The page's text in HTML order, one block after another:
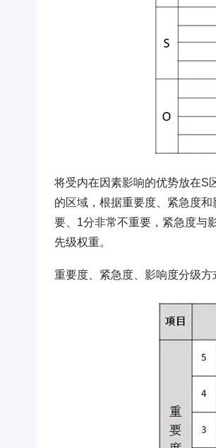
将受内在因素影响的优势放在S
的区域，根据重要度、紧急度
要、1分非常不重要，紧急度与
先级权重。
重要度、紧急度、影响度分级方